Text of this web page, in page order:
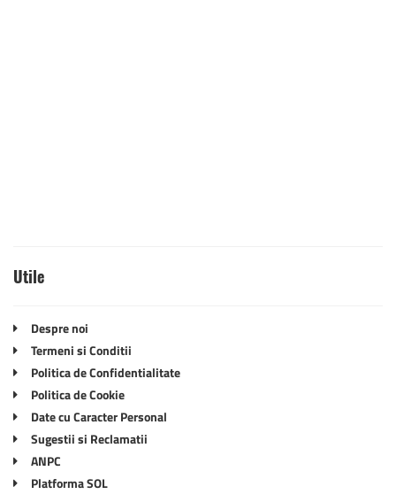
Utile
Despre noi
Termeni si Conditii
Politica de Confidentialitate
Politica de Cookie
Date cu Caracter Personal
Sugestii si Reclamatii
ANPC
Platforma SOL